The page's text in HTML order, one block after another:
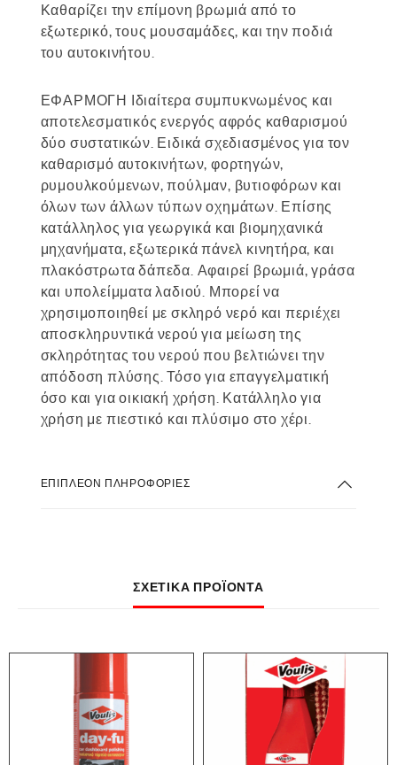
Καθαρίζει την επίμονη βρωμιά από το
εξωτερικό, τους μουσαμάδες, και την ποδιά
του αυτοκινήτου.
ΕΦΑΡΜΟΓΗ Ιδιαίτερα συμπυκνωμένος και
αποτελεσματικός ενεργός αφρός καθαρισμού
δύο συστατικών. Ειδικά σχεδιασμένος για τον
καθαρισμό αυτοκινήτων, φορτηγών,
ρυμουλκούμενων, πούλμαν, βυτιοφόρων και
όλων των άλλων τύπων οχημάτων. Επίσης
κατάλληλος για γεωργικά και βιομηχανικά
μηχανήματα, εξωτερικά πάνελ κινητήρα, και
πλακόστρωτα δάπεδα. Αφαιρεί βρωμιά, γράσα
και υπολείμματα λαδιού. Μπορεί να
χρησιμοποιηθεί με σκληρό νερό και περιέχει
αποσκληρυντικά νερού για μείωση της
σκληρότητας του νερού που βελτιώνει την
απόδοση πλύσης. Τόσο για επαγγελματική
όσο και για οικιακή χρήση. Κατάλληλο για
χρήση με πιεστικό και πλύσιμο στο χέρι.
ΕΠΙΠΛΈΟΝ ΠΛΗΡΟΦΟΡΊΕΣ
ΣΧΕΤΙΚΆ ΠΡΟΪΌΝΤΑ